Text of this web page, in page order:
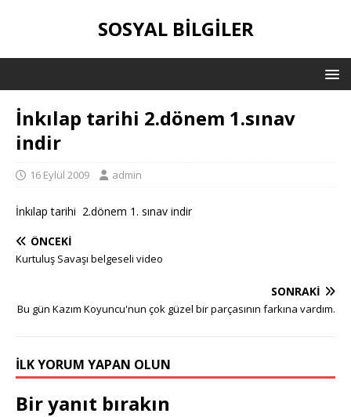
SOSYAL BILGILER
İnkılap tarihi 2.dönem 1.sınav
indir
16 Eylül 2009 admin
İnkılap tarihi 2.dönem 1. sınav indir
ÖNCEKI
Kurtuluş Savaşı belgeseli video
SONRAKI
Bu gün Kazım Koyuncu'nun çok güzel bir parçasının farkına vardım.
İLK YORUM YAPAN OLUN
Bir yanıt bırakın